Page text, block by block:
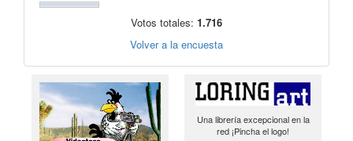
Votos totales: 1.716
Volver a la encuesta
Una librería excepcional en la
red ¡Pincha el logo!